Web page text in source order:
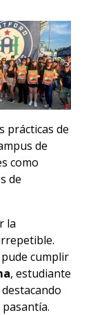
prácticas de
de
como
de
la
cumplir
, estudiante